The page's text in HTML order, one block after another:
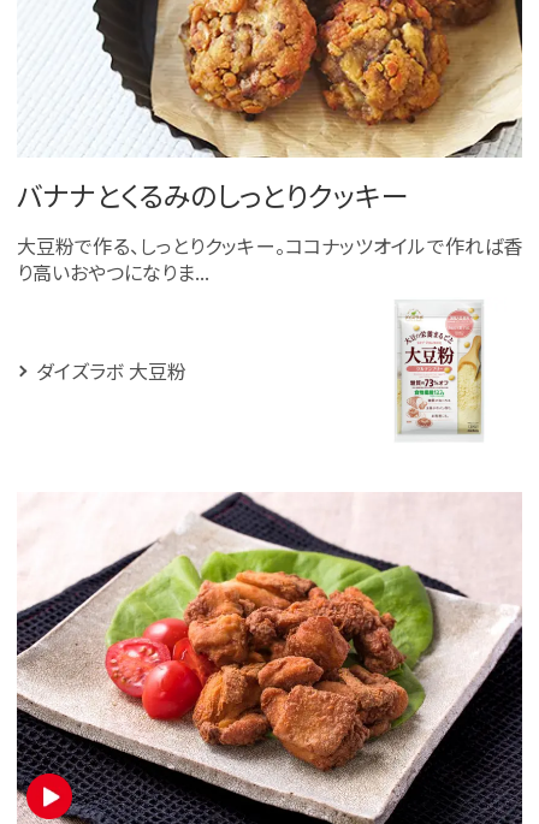
バナナとくるみのしっとりクッキー
大豆粉で作る、しっとりクッキー。ココナッツオイルで作れば香
り高いおやつになりま...
ダイズラボ 大豆粉